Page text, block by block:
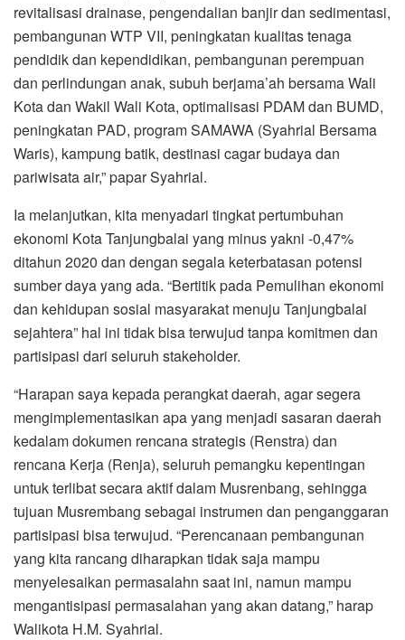
revitalisasi drainase, pengendalian banjir dan sedimentasi,
pembangunan WTP VII, peningkatan kualitas tenaga
pendidik dan kependidikan, pembangunan perempuan
dan perlindungan anak, subuh berjama’ah bersama Wali
Kota dan Wakil Wali Kota, optimalisasi PDAM dan BUMD,
peningkatan PAD, program SAMAWA (Syahrial Bersama
Waris), kampung batik, destinasi cagar budaya dan
pariwisata air,” papar Syahrial.
Ia melanjutkan, kita menyadari tingkat pertumbuhan
ekonomi Kota Tanjungbalai yang minus yakni -0,47%
ditahun 2020 dan dengan segala keterbatasan potensi
sumber daya yang ada. “Bertitik pada Pemulihan ekonomi
dan kehidupan sosial masyarakat menuju Tanjungbalai
sejahtera” hal ini tidak bisa terwujud tanpa komitmen dan
partisipasi dari seluruh stakeholder.
“Harapan saya kepada perangkat daerah, agar segera
mengimplementasikan apa yang menjadi sasaran daerah
kedalam dokumen rencana strategis (Renstra) dan
rencana Kerja (Renja), seluruh pemangku kepentingan
untuk terlibat secara aktif dalam Musrenbang, sehingga
tujuan Musrembang sebagai instrumen dan penganggaran
partisipasi bisa terwujud. “Perencanaan pembangunan
yang kita rancang diharapkan tidak saja mampu
menyelesaikan permasalahn saat ini, namun mampu
mengantisipasi permasalahan yang akan datang,” harap
Walikota H.M. Syahrial.